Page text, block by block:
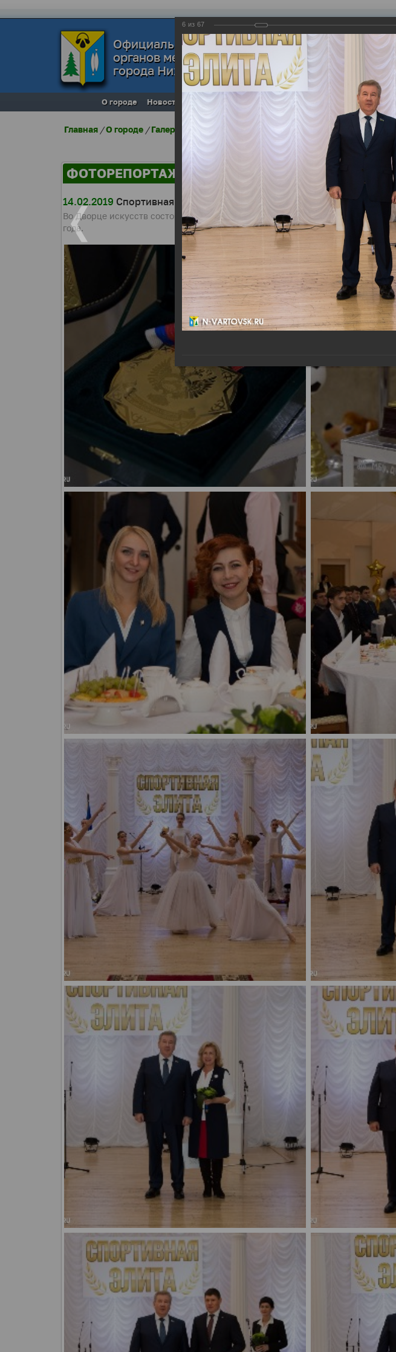
Официальный сайт
органов местного самоуправления
города Нижневартовска
О городе Новости Местное самоуправление Документы
Главная /О городе /Галерея города Фоторепортажи
ФОТОРЕПОРТАЖИ
14.02.2019 Спортивная элита - 2018
Во Дворце искусств состоялась церемония чествования лучших атлетов,
года.
6 из 67